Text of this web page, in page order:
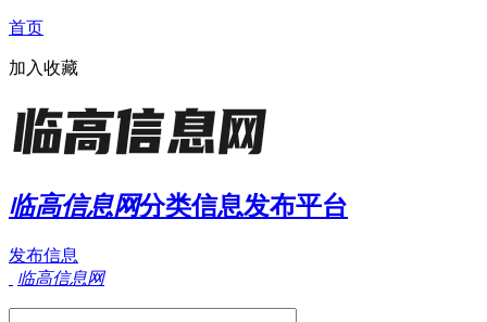
首页
加入收藏
临高信息网分类信息发布平台
发布信息
临高信息网